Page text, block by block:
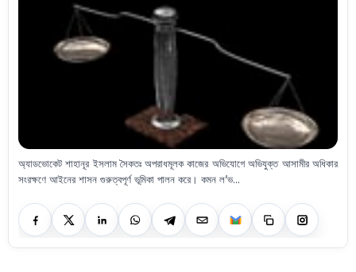
অ্যাডভোকেট শাহানূর ইসলাম সৈকতঃ অপরাধমূলক কাজের অভিযোগে অভিযুক্ত আসামীর অধিকার
সংরক্ষণে আইনের শাসন গুরুত্বপূর্ণ ভূমিকা পালন করে। কমন ল’ভ...